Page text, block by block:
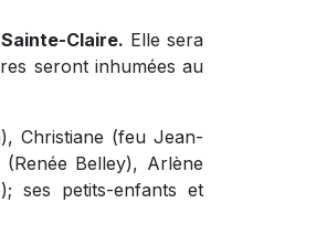
Claire. Elle sera
seront inhumées au
Christiane (feu Jean-
Belley), Arlène
ses petits-enfants et